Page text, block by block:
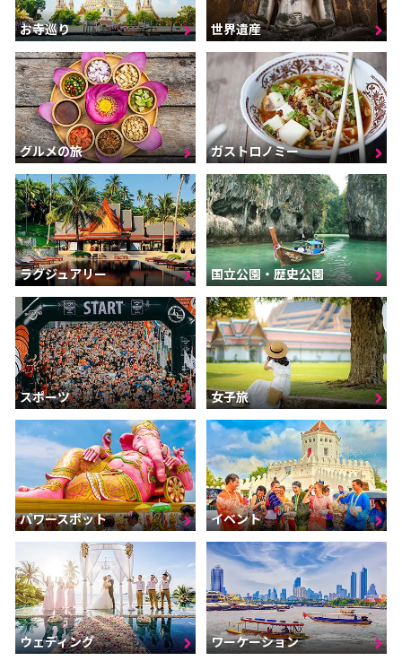
お寺巡り 世界遺産
グルメの旅 ガストロノミー
ラグジュアリー 国立公園・歴史公園
スポーツ 女子旅
パワースポット イベント
ウェディング ワーケーション